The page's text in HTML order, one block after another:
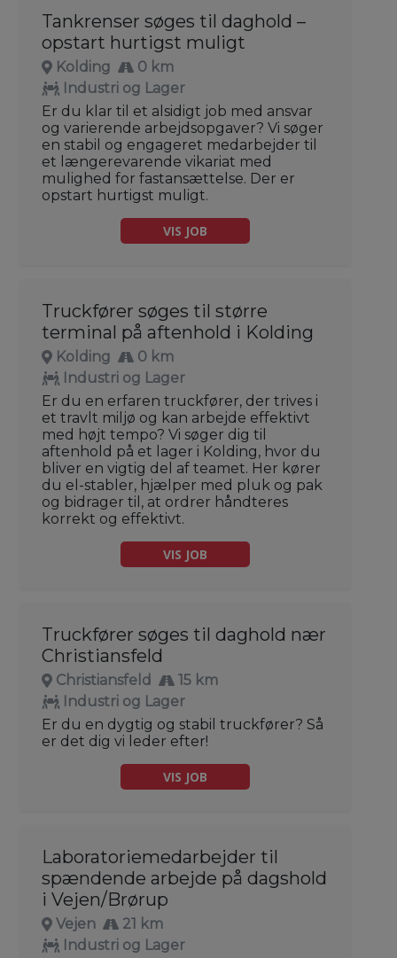
Tankrenser søges til daghold –
opstart hurtigst muligt
Kolding
0 km
Industri og Lager
Er du klar til et alsidigt job med ansvar
og varierende arbejdsopgaver? Vi søger
en stabil og engageret medarbejder til
et længerevarende vikariat med
mulighed for fastansættelse. Der er
opstart hurtigst muligt.
VIS JOB
Truckfører søges til større
terminal på aftenhold i Kolding
Kolding
0 km
Industri og Lager
Er du en erfaren truckfører, der trives i
et travlt miljø og kan arbejde effektivt
med højt tempo? Vi søger dig til
aftenhold på et lager i Kolding, hvor du
bliver en vigtig del af teamet. Her kører
du el-stabler, hjælper med pluk og pak
og bidrager til, at ordrer håndteres
korrekt og effektivt.
VIS JOB
Truckfører søges til daghold nær
Christiansfeld
Christiansfeld
15 km
Industri og Lager
Er du en dygtig og stabil truckfører? Så
er det dig vi leder efter!
VIS JOB
Laboratoriemedarbejder til
spændende arbejde på dagshold
i Vejen/Brørup
Vejen
21 km
Industri og Lager